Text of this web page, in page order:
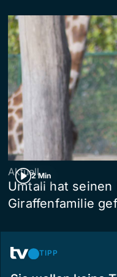
2 Min
Aktuell
Umtali hat seinen
Giraffenfamilie
TIPP